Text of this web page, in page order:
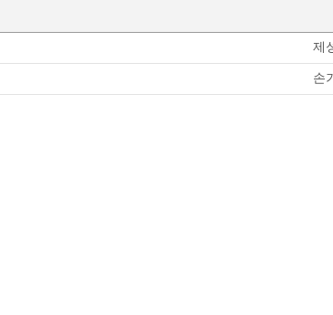
제
손